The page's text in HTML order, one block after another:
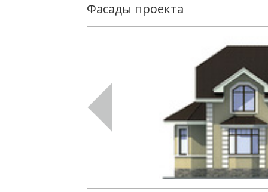
Фасады проекта